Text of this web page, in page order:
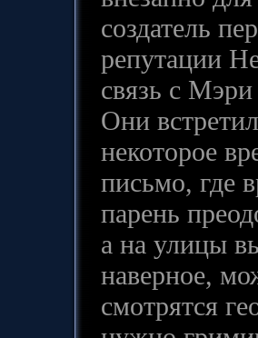
создатель
репутации
связь с
Они
некоторое
письмо, где
парень
а на улицы
наверное,
смотрятся